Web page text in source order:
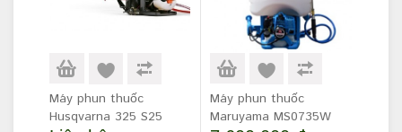
Máy phun thuốc
Husqvarna 325 S25
Máy phun thuốc
Maruyama MS0735W